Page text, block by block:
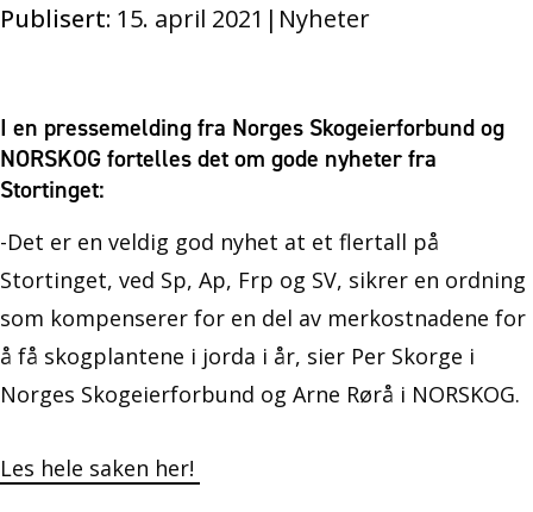
Publisert: 15. april 2021 | Nyheter
I en pressemelding fra Norges Skogeierforbund og
NORSKOG fortelles det om gode nyheter fra
Stortinget:
-Det er en veldig god nyhet at et flertall på
Stortinget, ved Sp, Ap, Frp og SV, sikrer en ordning
som kompenserer for en del av merkostnadene for
å få skogplantene i jorda i år, sier Per Skorge i
Norges Skogeierforbund og Arne Rørå i NORSKOG.
Les hele saken her!